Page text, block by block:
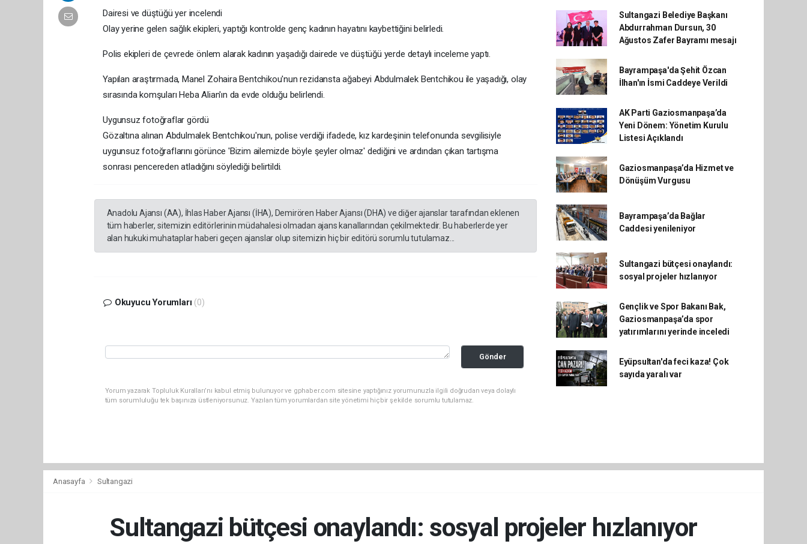
Dairesi ve düştüğü yer incelendi
Olay yerine gelen sağlık ekipleri, yaptığı kontrolde genç kadının hayatını kaybettiğini belirledi.
Polis ekipleri de çevrede önlem alarak kadının yaşadığı dairede ve düştüğü yerde detaylı inceleme yaptı.
Yapılan araştırmada, Manel Zohaira Bentchikou'nun rezidansta ağabeyi Abdulmalek Bentchikou ile yaşadığı, olay
sırasında komşuları Heba Alian'ın da evde olduğu belirlendi.
Uygunsuz fotoğraflar gördü
Gözaltına alınan Abdulmalek Bentchikou'nun, polise verdiği ifadede, kız kardeşinin telefonunda sevgilisiyle
uygunsuz fotoğraflarını görünce 'Bizim ailemizde böyle şeyler olmaz' dediğini ve ardından çıkan tartışma
sonrası pencereden atladığını söylediği belirtildi.
Anadolu Ajansı (AA), İhlas Haber Ajansı (İHA), Demirören Haber Ajansı (DHA) ve diğer ajanslar tarafından eklenen
tüm haberler, sitemizin editörlerinin müdahalesi olmadan ajans kanallarından çekilmektedir. Bu haberlerde yer
alan hukuki muhataplar haberi geçen ajanslar olup sitemizin hiç bir editörü sorumlu tutulamaz...
Okuyucu Yorumları (0)
Gönder
Yorum yazarak Topluluk Kuralları’nı kabul etmiş bulunuyor ve gphaber.com sitesine yaptığınız yorumunuzla ilgili doğrudan veya dolaylı
tüm sorumluluğu tek başınıza üstleniyorsunuz. Yazılan tüm yorumlardan site yönetimi hiçbir şekilde sorumlu tutulamaz.
Sultangazi Belediye Başkanı
Abdurrahman Dursun, 30
Ağustos Zafer Bayramı mesajı
Bayrampaşa'da Şehit Özcan
İlhan'ın İsmi Caddeye Verildi
AK Parti Gaziosmanpaşa’da
Yeni Dönem: Yönetim Kurulu
Listesi Açıklandı
Gaziosmanpaşa’da Hizmet ve
Dönüşüm Vurgusu
Bayrampaşa’da Bağlar
Caddesi yenileniyor
Sultangazi bütçesi onaylandı:
sosyal projeler hızlanıyor
Gençlik ve Spor Bakanı Bak,
Gaziosmanpaşa’da spor
yatırımlarını yerinde inceledi
Eyüpsultan'da feci kaza! Çok
sayıda yaralı var
Anasayfa Sultangazi
Sultangazi bütçesi onaylandı: sosyal projeler hızlanıyor